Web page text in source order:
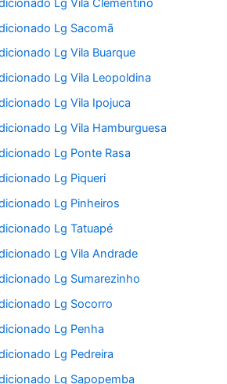
Lg Sacomã
Lg Vila Buarque
Lg Vila Leopoldina
Lg Vila Ipojuca
Lg Vila Hamburguesa
Lg Ponte Rasa
Lg Piqueri
Lg Pinheiros
Lg Tatuapé
Lg Vila Andrade
Lg Sumarezinho
Lg Socorro
Lg Penha
Lg Pedreira
Lg Sapopemba